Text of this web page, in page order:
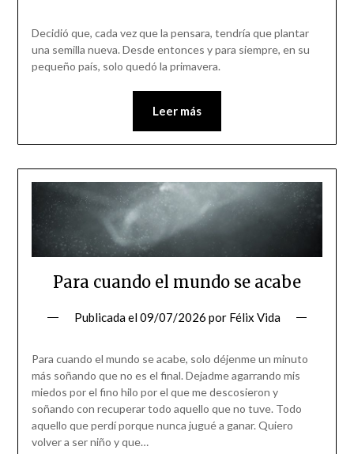
Decidió que, cada vez que la pensara, tendría que plantar
una semilla nueva. Desde entonces y para siempre, en su
pequeño país, solo quedó la primavera.
Leer más
Para cuando el mundo se acabe
Publicada el09/07/2026 por Félix Vida
Para cuando el mundo se acabe, solo déjenme un minuto
más soñando que no es el final. Dejadme agarrando mis
miedos por el fino hilo por el que me descosieron y
soñando con recuperar todo aquello que no tuve. Todo
aquello que perdí porque nunca jugué a ganar. Quiero
volver a ser niño y que…